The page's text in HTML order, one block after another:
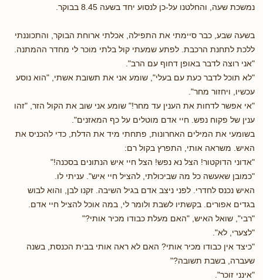
נמשכת שעה, והחלטנו על-כן לנסוע יחד בשעה 8.45 בבוקר.
בשעה שבע, כבר סיימתי את התפילה, אכלתי ארוחת הבוקר, והתכוננתי
ללכת לתחנת הרכבת. לפתע שמעתי קול בלתי מוכר לי מחדר ההמתנה.
"אני רוצה לדבר באופן דחוף עם הרב".
"לא תוכל לדבר כעת עם בעלי", שומע אני את תשובת אשתי, "הוא נוסע
עכשיו, ויחזור מחר".
"אי אפשר לדחות את הענין עד מחר!" שומע אני שוב את הקול הזר, "זהו
ענין של פקוח נפש. חיי אדם מוטלים על כף המאזנים".
בשומעי את המילים האחרונות, פתחתי מיד את הדלת, כדי להכניס את
האיש. משראה אותי, התפרץ בקול רם:
"אדוני הדוקטור! הצל נא נפש! הצל חיי איש הנתונים בסכנה!"
"כמובן שאעשה כל מה שביכולתי, להציל חיי איש". עניתי לו.
האיש נכנס לחדרי. לפני ניצב אדם בגיל השיבה. זקנו לבן, והוא לבוש
בגדים אפורים. בקשתיו לשבת ולומר לי, במה אוכל להציל חיי אדם.
"רבי", שואל האיש, "האם מעלת כבודו מכיר אותי?"
"לצערי, לא".
"כיצד אין כבודו מכיר אותי? האם לא ראה אותי בבית הכנסת, בשנה
שעברה, בשבת תשובה?"
"אינני זוכר".